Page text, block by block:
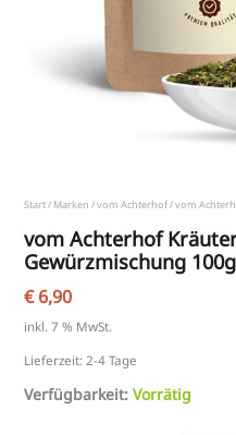
Start/ Marken /vom Achterhof/ vom
vom Achterhof
Gewürzmischung 100g
€6,90
inkl. 7 % MwSt.
Lieferzeit: 2-4 Tage
Verfügbarkeit: Vorrätig